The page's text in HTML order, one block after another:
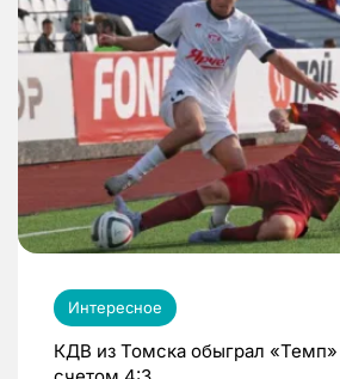
Интересное
КДВ из Томска обыграл «Темп»